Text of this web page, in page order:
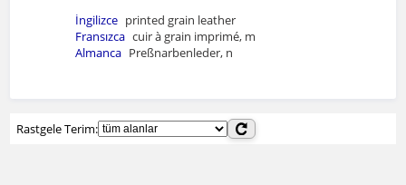
İngilizce printed grain leather
Fransızca cuir à grain imprimé, m
Almanca Preßnarbenleder, n
Rastgele Terim: